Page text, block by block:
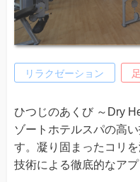
リラクゼーション
ひつじのあくび ～Dry
ゾートホテルスパの高
す。凝り固まったコリ
技術による徹底的なアプ